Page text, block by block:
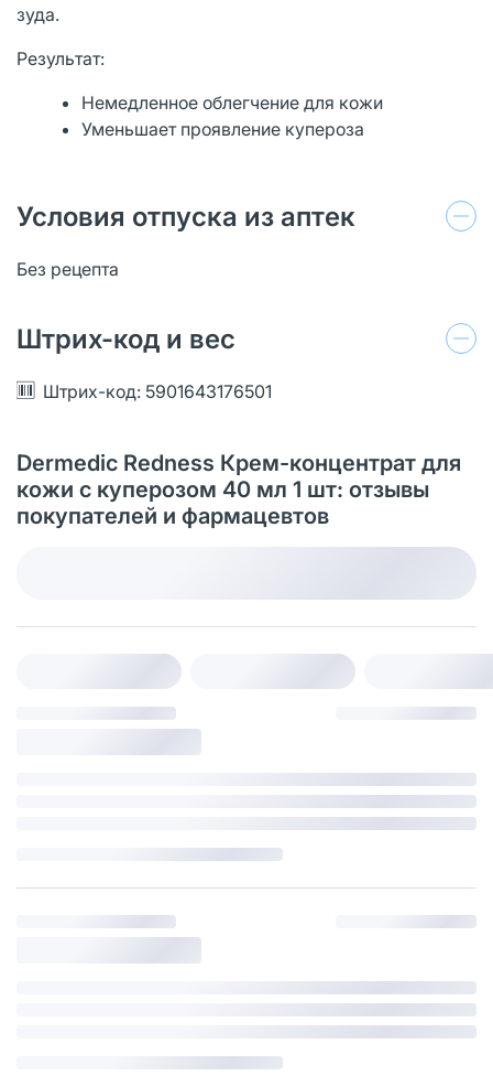
зуда.
Результат:
Немедленное облегчение для кожи
Уменьшает проявление купероза
Условия отпуска из аптек
Без рецепта
Штрих-код и вес
Штрих-код: 5901643176501
Dermedic Redness Крем-концентрат для
кожи с куперозом 40 мл 1 шт: отзывы
покупателей и фармацевтов